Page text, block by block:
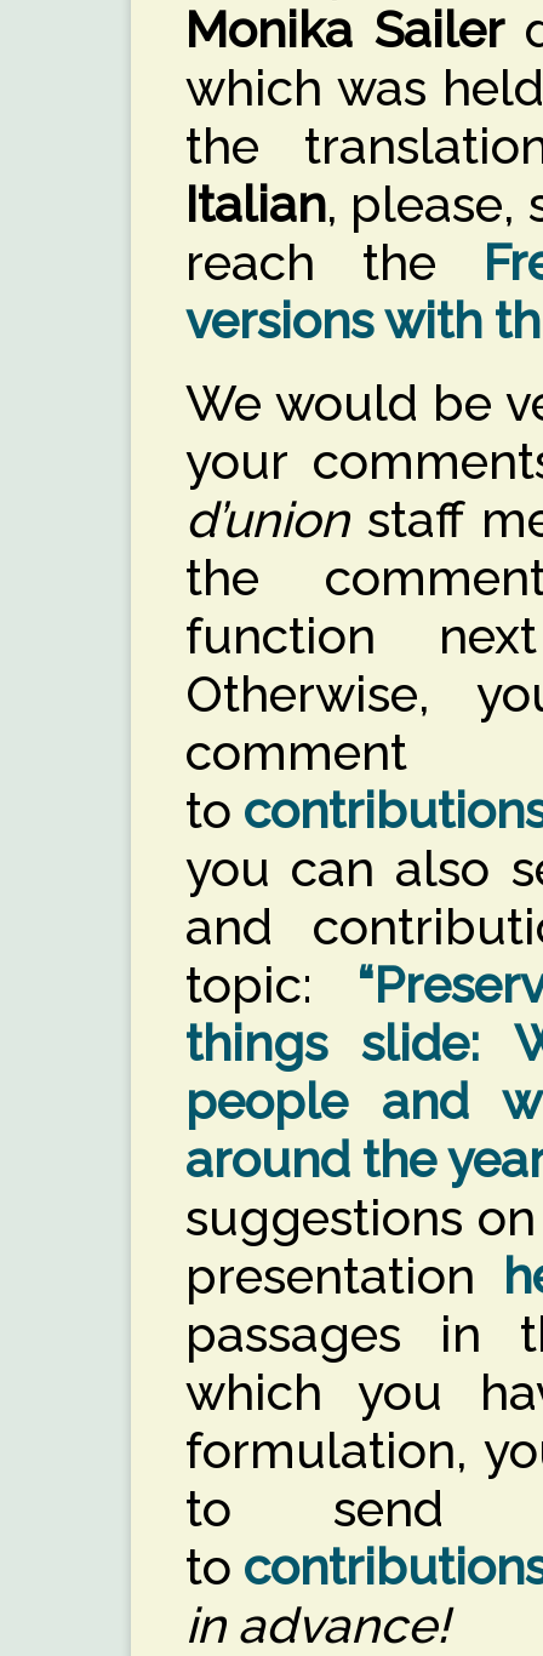
Monika Sailer
which was
the
Italian, please,
reach the
versions with
We would be
your
d’union staff
the
function
Otherwise,
comment
to
you can also
and
topic:
things slide:
people and
around the
suggestions
presentation
passages in
which you
formulation,
to send
to
in advance!